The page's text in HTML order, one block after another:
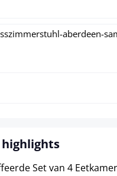
Set van 4